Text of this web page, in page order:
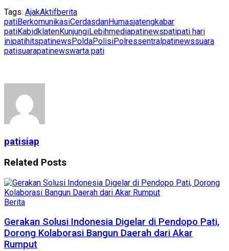
Tags: AjakAktifberita
patiBerkomunikasiCerdasdanHumasjatengkabar
patiKabid klatenKunjungiLebihmediapatinewspatipati hari
inipatihitspatinews PoldaPolisiPolressentralpatinewssuara
patisuarapatinewswarta pati
patisiap
Related Posts
Berita
Gerakan Solusi Indonesia Digelar di Pendopo Pati,
Dorong Kolaborasi Bangun Daerah dari Akar
Rumput